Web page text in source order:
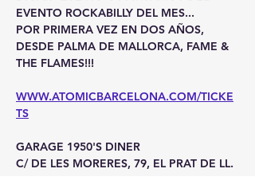
EVENTO ROCKABILLY DEL MES...
POR PRIMERA VEZ EN DOS AÑOS,
DESDE PALMA DE MALLORCA, FAME &
THE FLAMES!!!
WWW.ATOMICBARCELONA.COM/TICKE
TS
GARAGE 1950'S DINER
C/ DE LES MORERES, 79, EL PRAT DE LL.